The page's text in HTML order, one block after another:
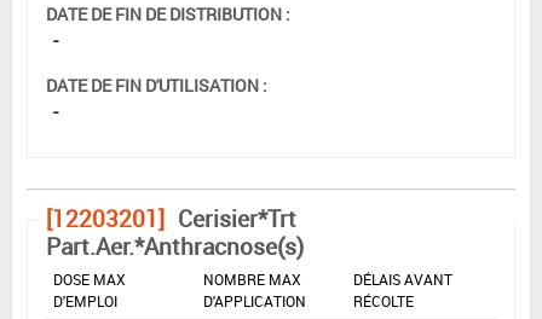
DATE DE FIN DE DISTRIBUTION :
-
DATE DE FIN D'UTILISATION :
-
[12203201] Cerisier*Trt
Part.Aer.*Anthracnose(s)
DOSE MAX
D'EMPLOI
NOMBRE MAX
D'APPLICATION
DÉLAIS AVANT
RÉCOLTE